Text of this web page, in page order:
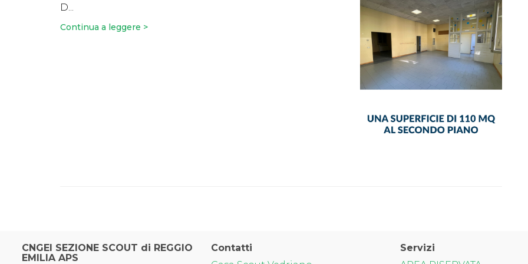
D...
Continua a leggere >
CNGEI SEZIONE SCOUT di REGGIO
EMILIA APS
Contatti
Servizi